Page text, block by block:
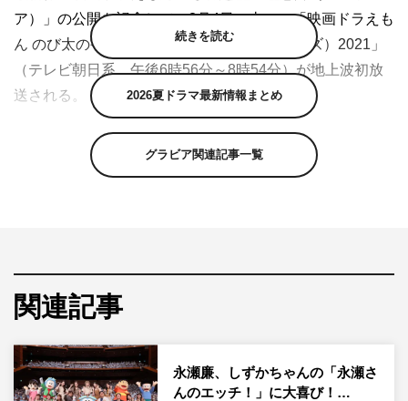
ア）」の公開を記念して、3月4日（土）に「映画ドラえも
ん のび太の宇宙小戦争（リトルスターウォーズ）2021」
（テレビ朝日系 午後6時56分～8時54分）が地上波初放
送される。
「映画ドラえもん のび太の宇宙小戦争 2021」は、まんが
『大長編ドラえもん のび太の宇宙小戦争（リトルスター
パピと仲良くなったドラえもんたちは、パピの故郷・ピリ
るため、宇宙を舞台にドラえもんたちが大冒険を繰り広げ
る。
続きを読む
2026夏ドラマ最新情報まとめ
グラビア関連記事一覧
関連記事
永瀬廉、しずかちゃんの「永瀬さ
んのエッチ！」に大喜び！…